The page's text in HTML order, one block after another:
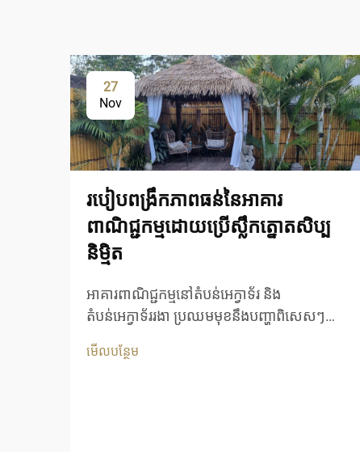
27
Nov
របៀបពង្រឹកភាពធន់នៃអាគារ
ពាណិជ្ជកម្មដោយប្រើស្លឹកត្នោតសិប្ប
និម្មិត
អាគារពាណិជ្ជកម្មនៅតំបន់អេក្វាទ័រ និង
តំបន់អេក្វាទ័ររងា ប្រឈមមុខនឹងបញ្ហាពិសេសៗ
សម័យ ខណៈពេលដែលធានាភាពធន់រយៈពេលវែង។
មើលបន្ថែម